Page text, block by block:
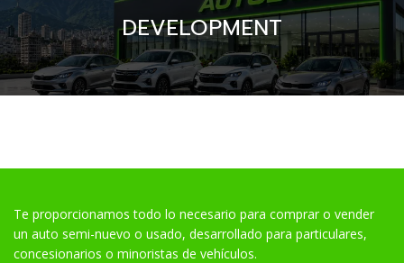
DEVELOPMENT
Te proporcionamos todo lo necesario para comprar o vender
un auto semi-nuevo o usado, desarrollado para particulares,
concesionarios o minoristas de vehículos.